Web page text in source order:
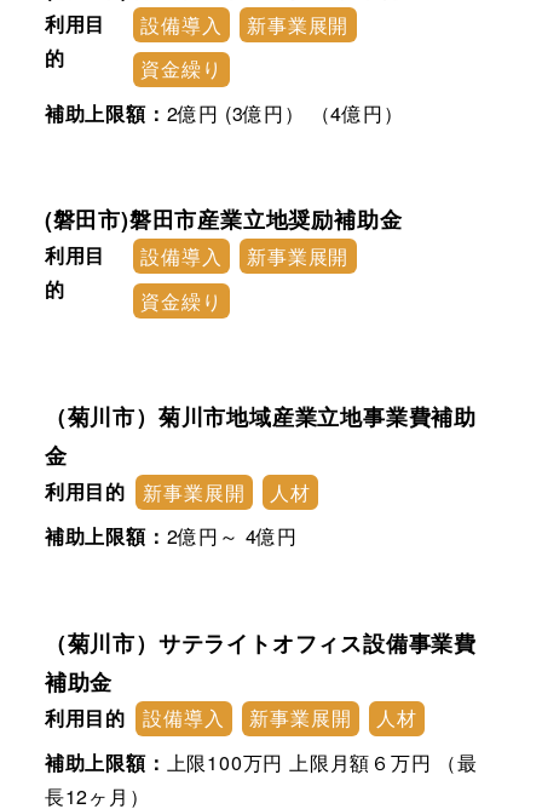
利用目
的
設備導入
新事業展開
資金繰り
補助上限額： 2億円 (3億円） （4億円）
(磐田市)磐田市産業立地奨励補助金
利用目
的
設備導入
新事業展開
資金繰り
（菊川市）菊川市地域産業立地事業費補助
金
利用目的 新事業展開
人材
補助上限額： 2億円～ 4億円
（菊川市）サテライトオフィス設備事業費
補助金
利用目的 設備導入 新事業展開
人材
補助上限額： 上限100万円 上限月額６万円 （最
長12ヶ月）